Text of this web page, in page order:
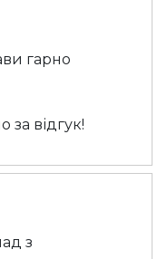
гарно
за відгук!
з